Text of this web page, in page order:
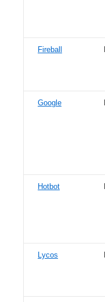
Fireball
Google
Hotbot
Lycos